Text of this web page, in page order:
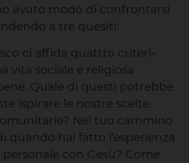
avuto modo di confrontarsi
a tre quesiti:
ci affida quattro criteri-
vita sociale e religiosa
Quale di questi potrebbe
ispirare le nostre scelte
Nel tuo cammino
quando hai fatto l’esperienza
con Gesù? Come